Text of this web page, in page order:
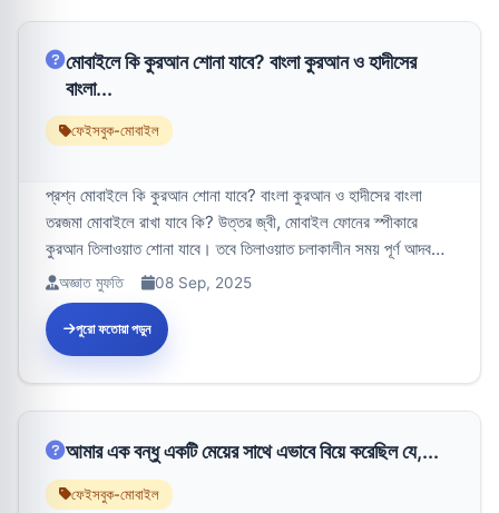
মোবাইলে কি কুরআন শোনা যাবে? বাংলা কুরআন ও হাদীসের
বাংলা...
ফেইসবুক-মোবাইল
প্রশ্ন মোবাইলে কি কুরআন শোনা যাবে? বাংলা কুরআন ও হাদীসের বাংলা
তরজমা মোবাইলে রাখা যাবে কি? উত্তর জ্বী, মোবাইল ফোনের স্পীকারে
কুরআন তিলাওয়াত শোনা যাবে। তবে তিলাওয়াত চলাকালীন সময় পূর্ণ আদব
রক্ষা করে...
অজ্ঞাত মুফতি 08 Sep, 2025
পুরো ফতোয়া পড়ুন
আমার এক বন্ধু একটি মেয়ের সাথে এভাবে বিয়ে করেছিল যে,...
ফেইসবুক-মোবাইল